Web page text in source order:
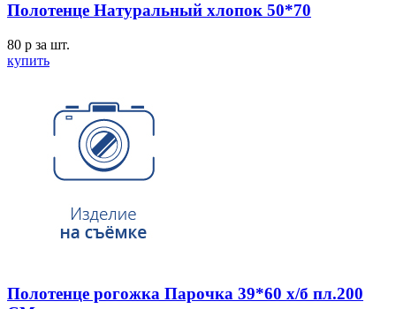
Полотенце Натуральный хлопок 50*70
80 p за шт.
купить
Полотенце рогожка Парочка 39*60 х/б пл.200